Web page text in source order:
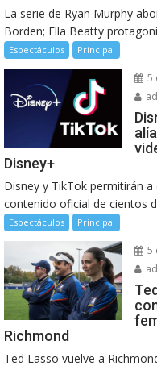
La serie de Ryan Murphy
Borden; Ella Beatty
Espectáculos Principal
5
Disney+
Disney y TikTok permitirán
contenido oficial de cientos
Espectáculos Principal
5
Richmond
Ted Lasso vuelve a